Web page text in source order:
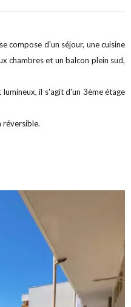
compose d'un séjour, une cuisine
chambres et un balcon plein sud,
il s'agit d'un 3ème étage
réversible.